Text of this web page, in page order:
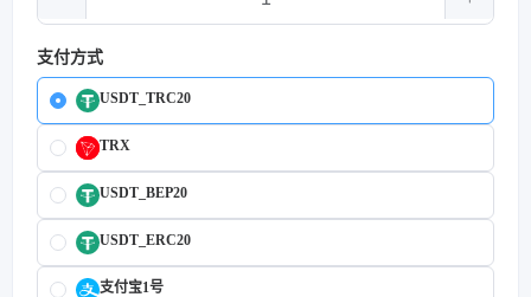
支付方式
USDT_TRC20
TRX
USDT_BEP20
USDT_ERC20
支付宝1号